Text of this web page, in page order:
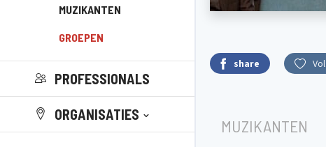
MUZIKANTEN
GROEPEN
PROFESSIONALS
ORGANISATIES
share
MUZIKANTEN